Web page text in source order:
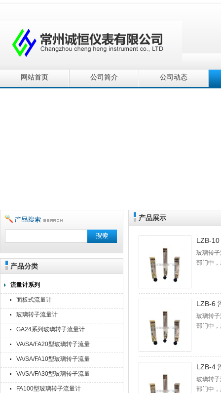
网站首页 公司简介 公司动态
产品分类
流量计系列
面板式流量计
玻璃转子流量计
GA24系列玻璃转子流量计
VA/SA/FA20型玻璃转子流量
计
VA/SA/FA10型玻璃转子流量
计
VA/SA/FA30型玻璃转子流量
计
FA100型玻璃转子流量计
产品展示
LZB-
玻璃转
部门中
LZB-6
玻璃转
部门中
LZB-4
玻璃转
部门中